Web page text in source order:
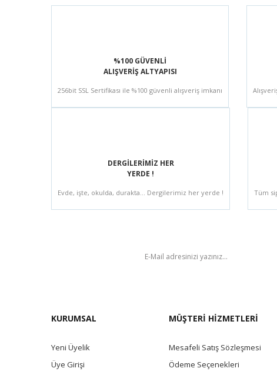
%100 GÜVENLİ
ALIŞVERİŞ ALTYAPISI
256bit SSL Sertifikası ile %100 güvenli alışveriş imkanı
DERGİLERİMİZ HER
YERDE !
Evde, işte, okulda, durakta... Dergilerimiz her yerde ! Tüm
KURUMSAL
Yeni Üyelik
Üye Girişi
MÜŞTERİ HİZMETLERİ
Mesafeli Satış Sözleşmesi
Ödeme Seçenekleri